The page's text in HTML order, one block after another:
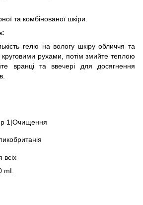
та комбінованої шкіри.
гелю на вологу шкіру обличчя та
рухами, потім змийте теплою
вранці та ввечері для досягнення
1|Очищення
всіх
mL